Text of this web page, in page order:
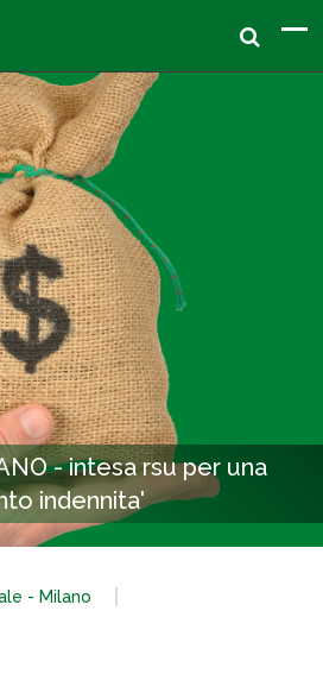
- intesa rsu per una
indennita'
- Milano